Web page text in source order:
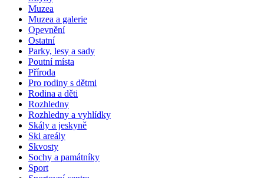
Muzea
Muzea a galerie
Opevnění
Ostatní
Parky, lesy a sady
Poutní místa
Příroda
Pro rodiny s dětmi
Rodina a děti
Rozhledny
Rozhledny a vyhlídky
Skály a jeskyně
Ski areály
Skvosty
Sochy a památníky
Sport